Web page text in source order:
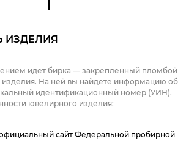
ИЗДЕЛИЯ
идет бирка — закрепленный пломбой
изделия. На ней вы найдете информацию об
идентификационный номер (УИН).
ювелирного изделия:
сайт Федеральной пробирной